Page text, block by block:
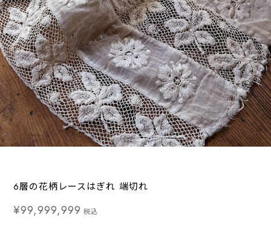
6層の花柄レースはぎれ 端切れ
¥99,999,999 税込